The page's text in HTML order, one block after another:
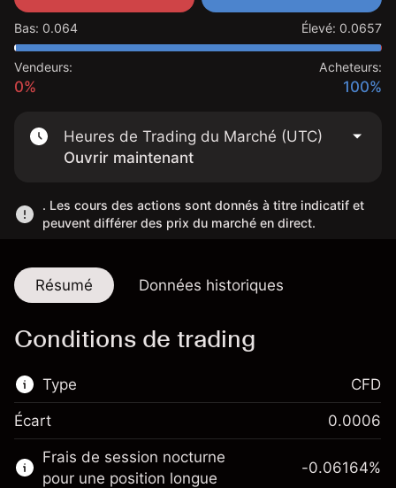
Bas: 0.064 Élevé: 0.0657
Vendeurs:
0%
Acheteurs:
100%
Heures de Trading du Marché (UTC)
Ouvrir maintenant
. Les cours des actions sont donnés à titre indicatif et
peuvent différer des prix du marché en direct.
Résumé Données historiques
Conditions de trading
Type
Ce marché financier est disponible pour le
trading de CFD.
CFD
Écart 0.0006
Frais de session nocturne
pour une position longue
-0.06164%